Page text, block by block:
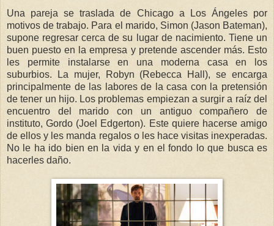
Una pareja se traslada de Chicago a Los Ángeles por
motivos de trabajo. Para el marido, Simon (Jason Bateman),
supone regresar cerca de su lugar de nacimiento. Tiene un
buen puesto en la empresa y pretende ascender más. Esto
les permite instalarse en una moderna casa en los
suburbios. La mujer, Robyn (Rebecca Hall), se encarga
principalmente de las labores de la casa con la pretensión
de tener un hijo. Los problemas empiezan a surgir a raíz del
encuentro del marido con un antiguo compañero de
instituto, Gordo (Joel Edgerton). Este quiere hacerse amigo
de ellos y les manda regalos o les hace visitas inexperadas.
No le ha ido bien en la vida y en el fondo lo que busca es
hacerles daño.